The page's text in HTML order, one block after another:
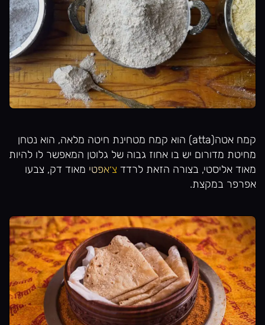
קמח אטה(atta) הוא קמח מטחינת חיטה מלאה, הוא נטחן
מחיטת מדורום יש בו אחוז גבוה של גלוטן המאפשר לו להיות
מאוד אליסטי, בצורה הזאת לרדד צ׳אפטי מאוד דק, צבעו
אפרפר במקצת.